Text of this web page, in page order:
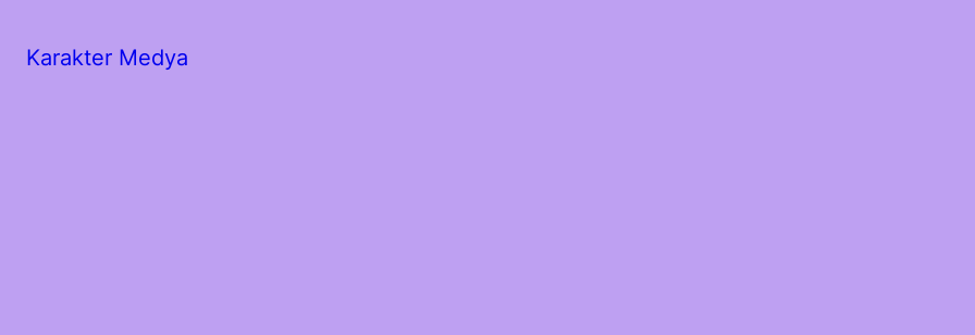
Karakter Medya